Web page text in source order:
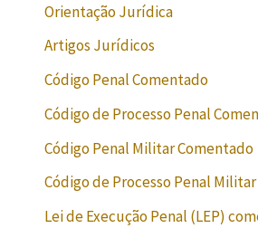
Orientação Jurídica
Artigos Jurídicos
Código Penal Comentado
Código de Processo Penal
Código Penal Militar Comentado
Código de Processo Penal
Lei de Execução Penal (LEP)